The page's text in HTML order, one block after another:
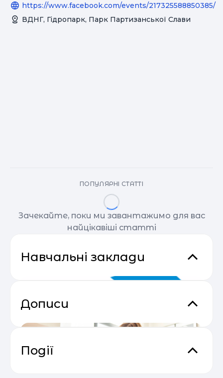
https://www.facebook.com/events/217325588850385/
ВДНГ, Гідропарк, Парк Партизанської Слави
ПОПУЛЯРНІ СТАТТІ
Зачекайте, поки ми завантажимо для вас
найцікавіші статті
Навчальні заклади
Дописи
Події